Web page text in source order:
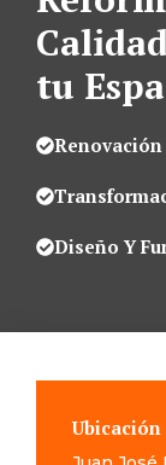
tu
Renovación
Diseño Y
Ubicación